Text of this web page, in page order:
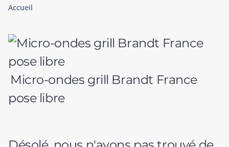
Accueil
Micro-ondes grill Brandt France
pose libre